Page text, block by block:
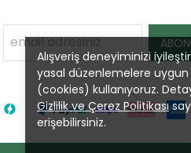
Alışveriş deneyiminizi
yasal düzenlemelere
(cookies) kullanıyoruz.
Gizlilik ve Çerez Politikası
erişebilirsiniz.